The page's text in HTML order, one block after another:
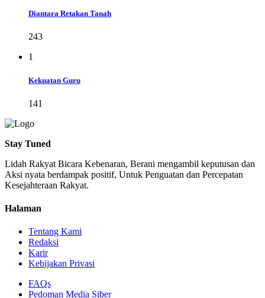
Diantara Retakan Tanah
243
1
Kekuatan Guru
141
Stay Tuned
Lidah Rakyat Bicara Kebenaran, Berani mengambil keputusan dan
Aksi nyata berdampak positif, Untuk Penguatan dan Percepatan
Kesejahteraan Rakyat.
Halaman
Tentang Kami
Redaksi
Karir
Kebijakan Privasi
FAQs
Pedoman Media Siber